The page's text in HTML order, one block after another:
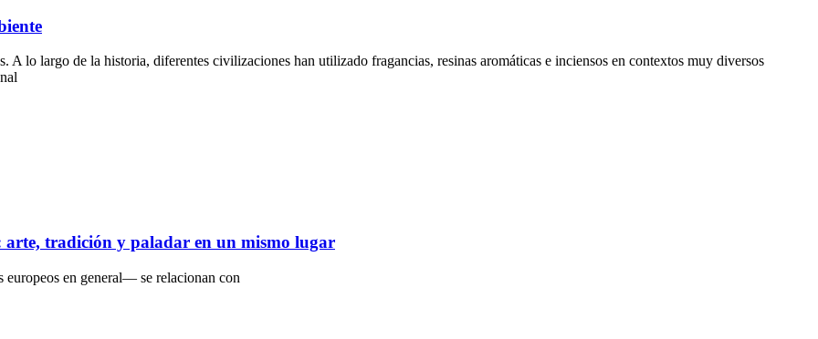
A lo largo de la historia, diferentes civilizaciones han utilizado fragancias, resinas aromáticas e inciensos en contextos muy diversos
arte, tradición y paladar en un mismo lugar
en general— se relacionan con